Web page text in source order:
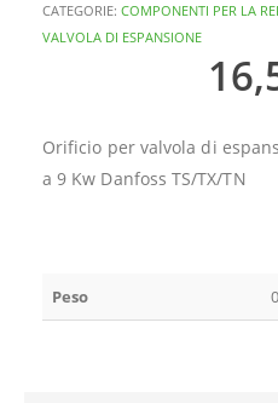
CATEGORIE: COMPONENTI PER LA
VALVOLA DI ESPANSIONE
Orificio per valvola di
a 9 Kw Danfoss TS/TX/TN
Peso